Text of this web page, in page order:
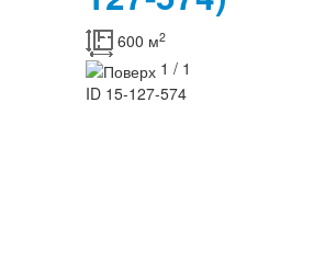
600 м2
1 / 1
ID 15-127-574